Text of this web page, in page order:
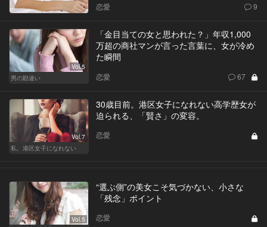
恋愛 9
Vol.5
男の勘違い
「金目当ての女と思われた？」年収1,000
万超の商社マンが言った言葉に、女が冷め
た瞬間
恋愛 67
Vol.7
私、港区女子になれない
30歳目前。港区女子になれない高学歴女が
迫られる、「賢さ」の変容。
恋愛
Vol.5
“選ぶ側”の美女こそ気づかない、小さな
「残念」ポイント
恋愛